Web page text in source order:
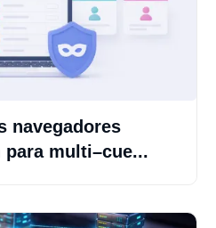
navegadores
multi–cue...